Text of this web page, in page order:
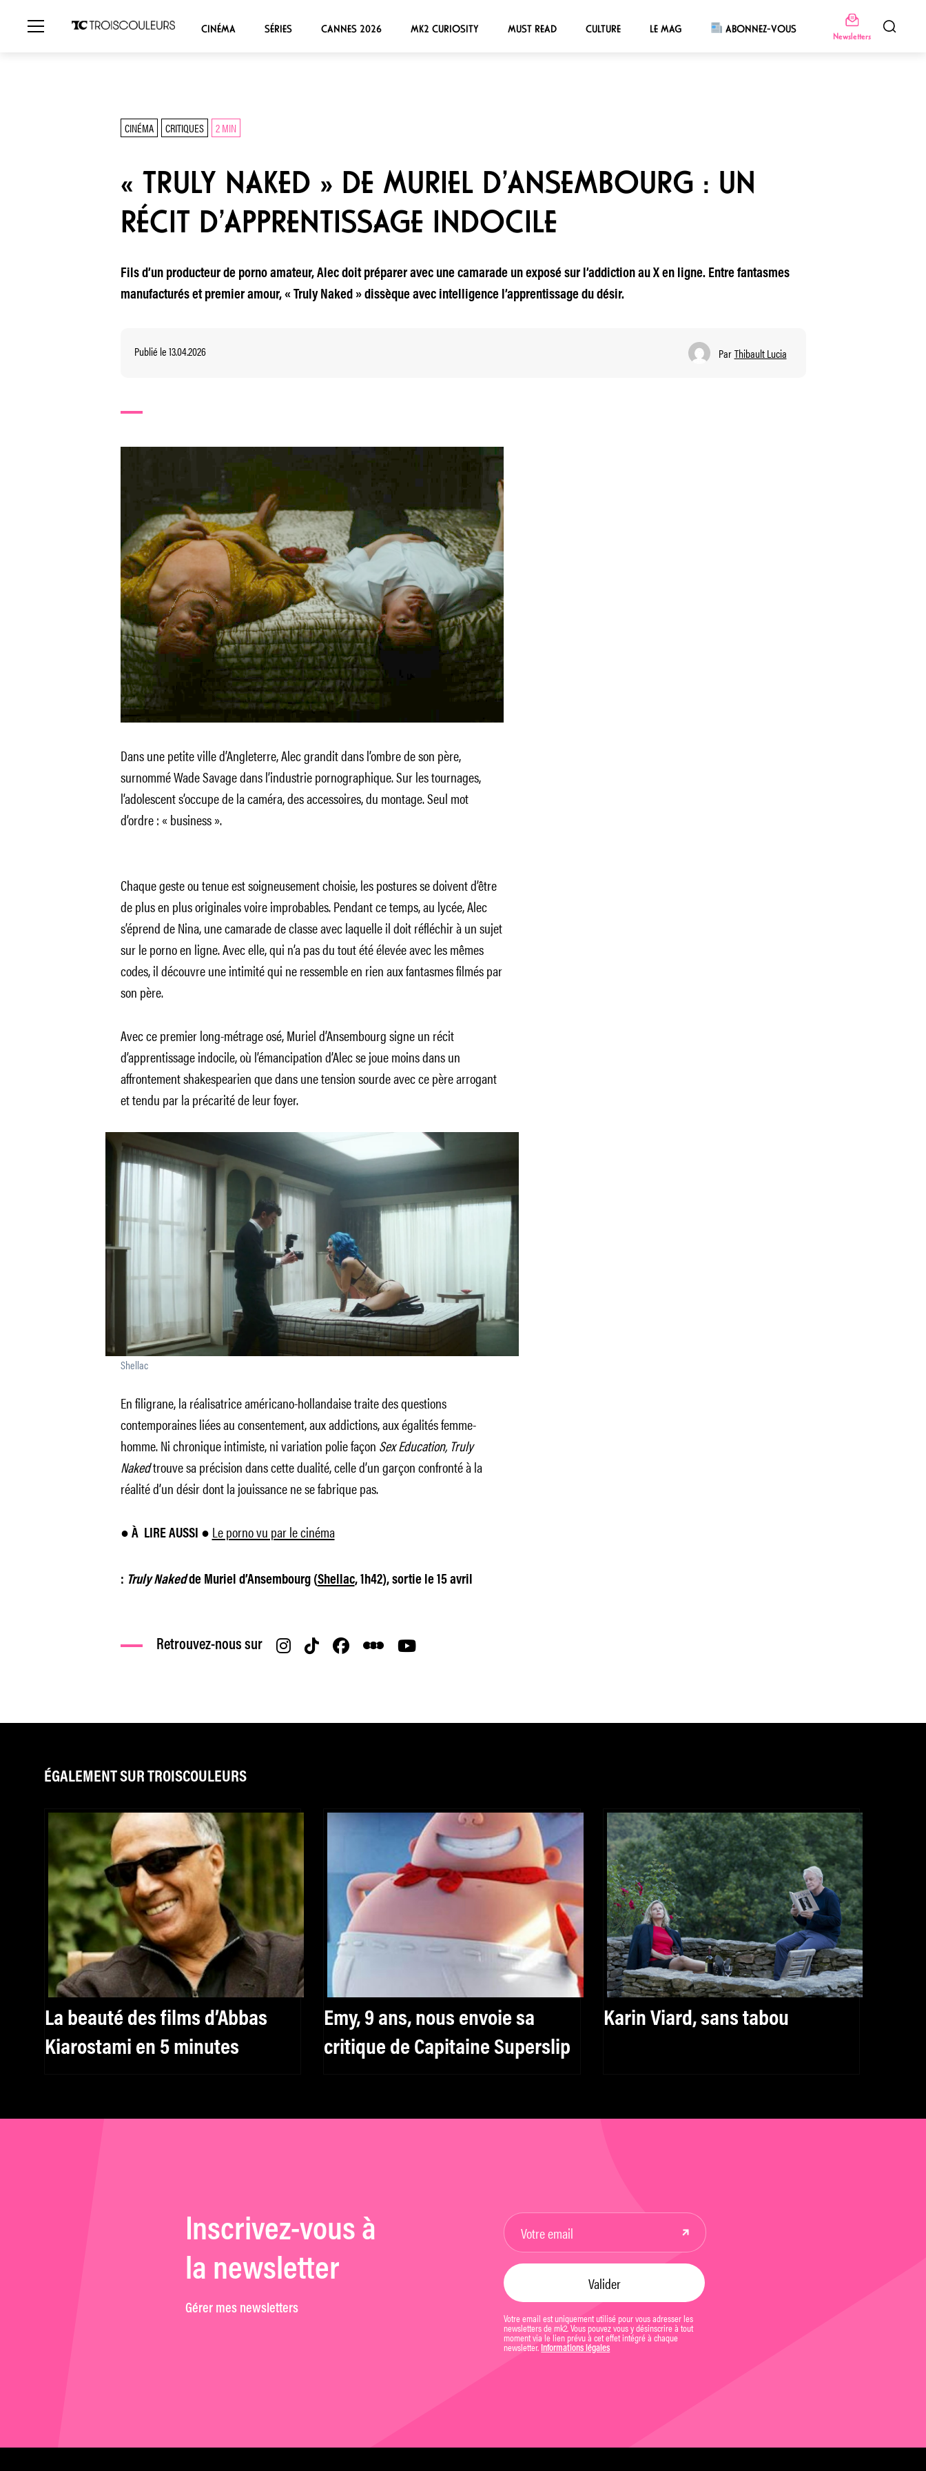
CINÉMA SÉRIES CANNES 2026 MK2 CURIOSITY MUST READ CULTURE LE MAG ABONNEZ-VOUS
Newsletters
CINÉMA CRITIQUES 2 MIN
« TRULY NAKED » DE MURIEL D’ANSEMBOURG : UN
RÉCIT D’APPRENTISSAGE INDOCILE
Fils d’un producteur de porno amateur, Alec doit préparer avec une camarade un exposé sur l’addiction au X en ligne. Entre fantasmes
manufacturés et premier amour, « Truly Naked » dissèque avec intelligence l’apprentissage du désir.
Publié le 13.04.2026 Par Thibault Lucia
Dans une petite ville d’Angleterre, Alec grandit dans l’ombre de son père,
surnommé Wade Savage dans l’industrie pornographique. Sur les tournages,
l’adolescent s’occupe de la caméra, des accessoires, du montage. Seul mot
d’ordre : « business ».
Chaque geste ou tenue est soigneusement choisie, les postures se doivent d’être
de plus en plus originales voire improbables. Pendant ce temps, au lycée, Alec
s’éprend de Nina, une camarade de classe avec laquelle il doit réfléchir à un sujet
sur le porno en ligne. Avec elle, qui n’a pas du tout été élevée avec les mêmes
codes, il découvre une intimité qui ne ressemble en rien aux fantasmes filmés par
son père.
Avec ce premier long-métrage osé, Muriel d’Ansembourg signe un récit
d’apprentissage indocile, où l’émancipation d’Alec se joue moins dans un
affrontement shakespearien que dans une tension sourde avec ce père arrogant
et tendu par la précarité de leur foyer.
Shellac
En filigrane, la réalisatrice américano-hollandaise traite des questions
contemporaines liées au consentement, aux addictions, aux égalités femme-
homme. Ni chronique intimiste, ni variation polie façon Sex Education, Truly
Nakedtrouve sa précision dans cette dualité, celle d’un garçon confronté à la
réalité d’un désir dont la jouissance ne se fabrique pas.
● À LIRE AUSSI ● Le porno vu par le cinéma
: Truly Nakedde Muriel d’Ansembourg (Shellac, 1h42), sortie le 15 avril
Retrouvez-nous sur
ÉGALEMENT SUR TROISCOULEURS
La beauté des films d’Abbas
Kiarostami en 5 minutes
Emy, 9 ans, nous envoie sa
critique de Capitaine Superslip
Karin Viard, sans tabou
Inscrivez-vous à
la newsletter
Gérer mes newsletters
Votre email est uniquement utilisé pour vous adresser les
newsletters de mk2. Vous pouvez vous y désinscrire à tout
moment via le lien prévu à cet effet intégré à chaque
newsletter. Informations légales